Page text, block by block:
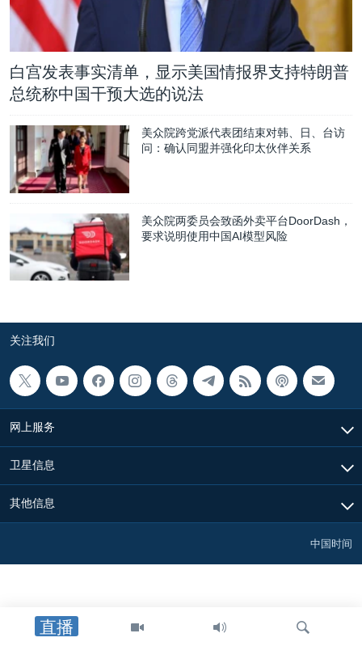
直播
白宫发表事实清单，显示美国情报界支持特朗普
总统称中国干预大选的说法
美众院跨党派代表团结束对韩、日、台访
问：确认同盟并强化印太伙伴关系
美众院两委员会致函外卖平台DoorDash，
要求说明使用中国AI模型风险
关注我们
网上服务
卫星信息
其他信息
中国时间